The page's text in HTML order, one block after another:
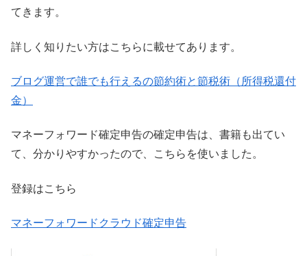
てきます。
詳しく知りたい方はこちらに載せてあります。
ブログ運営で誰でも行えるの節約術と節税術（所得税還付
金）
マネーフォワード確定申告の確定申告は、書籍も出てい
て、分かりやすかったので、こちらを使いました。
登録はこちら
マネーフォワードクラウド確定申告